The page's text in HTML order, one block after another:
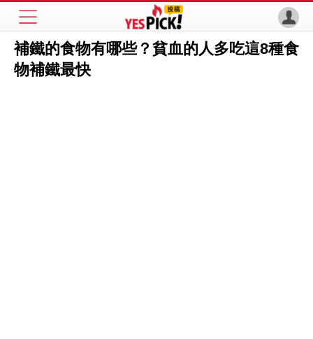
補鐵的食物有哪些？貧血的人多吃這8種食
物補鐵最快